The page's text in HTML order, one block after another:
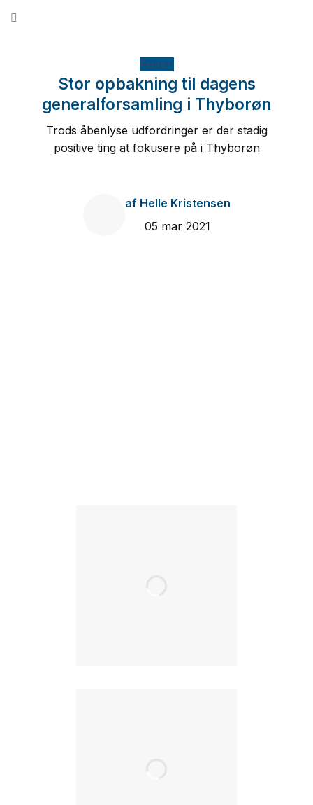
Fiskeri
Stor opbakning til dagens
generalforsamling i Thyborøn
Trods åbenlyse udfordringer er der stadig
positive ting at fokusere på i Thyborøn
afHelle Kristensen
05 mar 2021